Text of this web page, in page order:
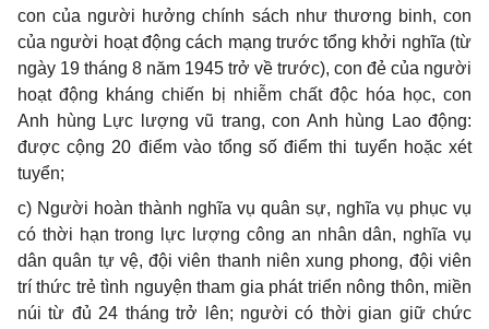
con của người hưởng chính sách như thương binh, con
của người hoạt động cách mạng trước tổng khởi nghĩa (từ
ngày 19 tháng 8 năm 1945 trở về trước), con đẻ của người
hoạt động kháng chiến bị nhiễm chất độc hóa học, con
Anh hùng Lực
lượng vũ trang, con Anh hùng Lao động:
được cộng 20 điểm vào tổng số điểm thi tuyển hoặc xét
tuyển;
c) Người hoàn thành nghĩa vụ quân sự, nghĩa vụ phục vụ
có thời hạn trong lực lượng công an nhân dân, nghĩa vụ
dân quân tự vệ, đội viên thanh niên xung phong, đội viên
trí thức trẻ tình nguyện tham gia phát triển nông thôn, miền
núi từ đủ 24 tháng trở lên; người có thời gian giữ chức